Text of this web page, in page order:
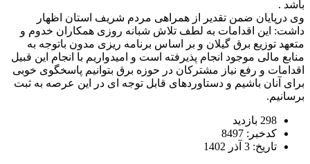
باشد .
وی درپایان ضمن تقدیر از همراهی مردم شریف استان اظهار
داشت: این اقدامات به لطف تلاش شبانه روزی همکاران خدوم و
متعهد توزیع برق گیلان و بر اساس برنامه ریزی مدون باتوجه به
منابع مالی موجود انجام پذیرفته است و امیدواریم با انجام این قبیل
اقدامات و رفع نیاز مشترکان در حوزه برق بتوانیم پاسخگوی خوبی
برای آنان باشیم و دستاوردهای قابل توجه ای در این عرصه به ثبت
برسانیم.
298 بازدید
کدخبر: 8497
تاریخ: 3 آذر 1402